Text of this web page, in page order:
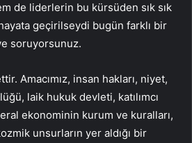
de liderlerin bu kürsüden sık sık
geçirilseydi bugün farklı bir
soruyorsunuz.
Amacımız, insan hakları, niyet,
laik hukuk devleti, katılımcı
ekonominin kurum ve kuralları,
unsurların yer aldığı bir